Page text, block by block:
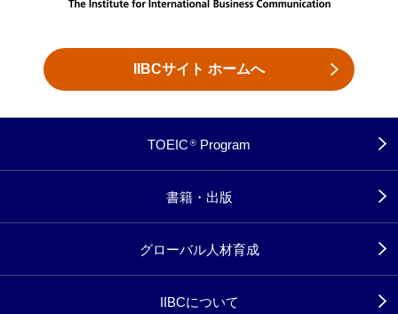
IIBCサイト ホームへ
TOEIC ® Program
書籍・出版
グローバル人材育成
IIBCについて